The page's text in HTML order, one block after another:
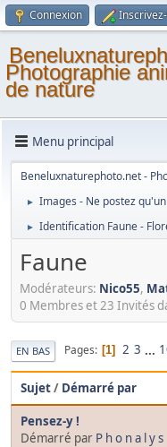
Connexion
Photographie
de nature
Menu principal
Beneluxnaturephoto.net -
► Images - Ne postez
► Identification Faune -
Faune
Modérateurs: Nico55,
0 Membres et 23 Invités
EN BAS Pages 1 2 3 ...
Sujet/ Démarré par
Pensez-y !
Démarré par P h o n a l y s